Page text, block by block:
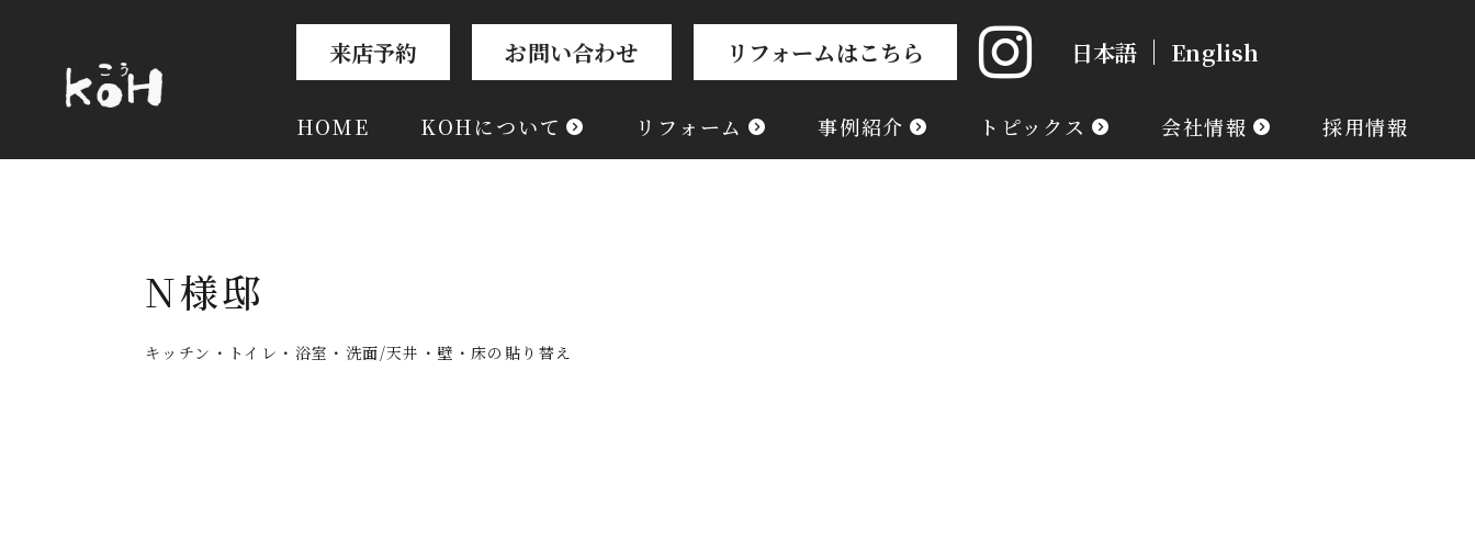
来店予約 お問い合わせ リフォームはこちら 日本語 English
HOME KOHについて リフォーム 事例紹介 トピックス 会社情報 採用情報
N様邸
キッチン・トイレ・浴室・洗面 天井・壁・床の貼り替え